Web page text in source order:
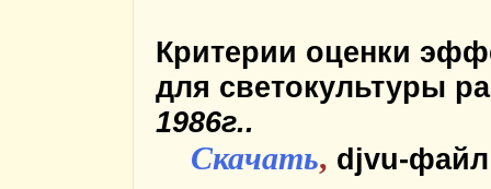
Критерии оценки
для светокультуры
1986г..
Скачать, djvu-